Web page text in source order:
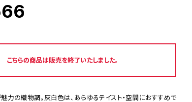
こちらの商品は販売を終了いたしました。
力の織物調。灰白色は、あらゆるテイスト・空間におすすめで